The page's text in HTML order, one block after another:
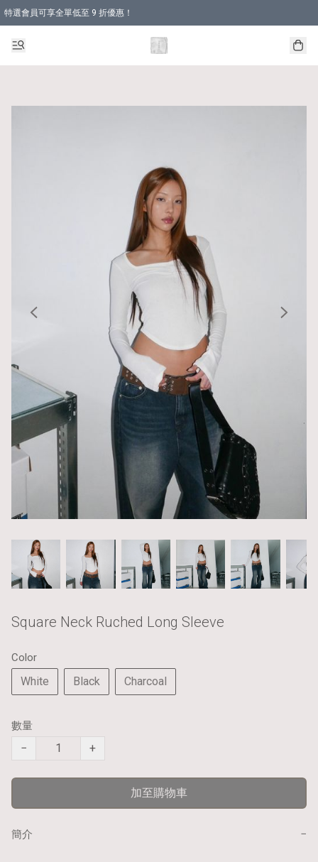
特選會員可享全單低至 9 折優惠！
Square Neck Ruched Long Sleeve
Color
White Black Charcoal
數量
− +
加至購物車
簡介 −